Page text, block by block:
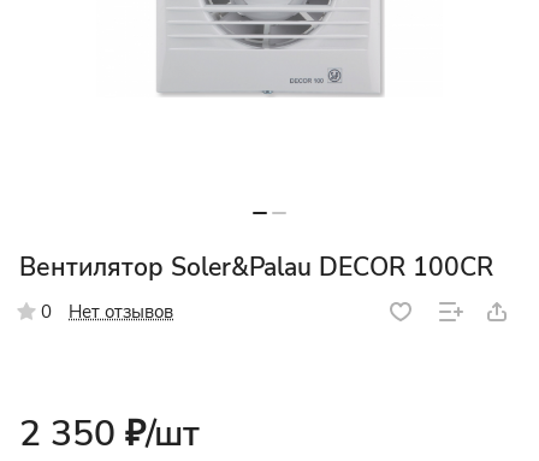
Вентилятор Soler&Palau DECOR 100CR
0 Нет отзывов
2 350 ₽/шт